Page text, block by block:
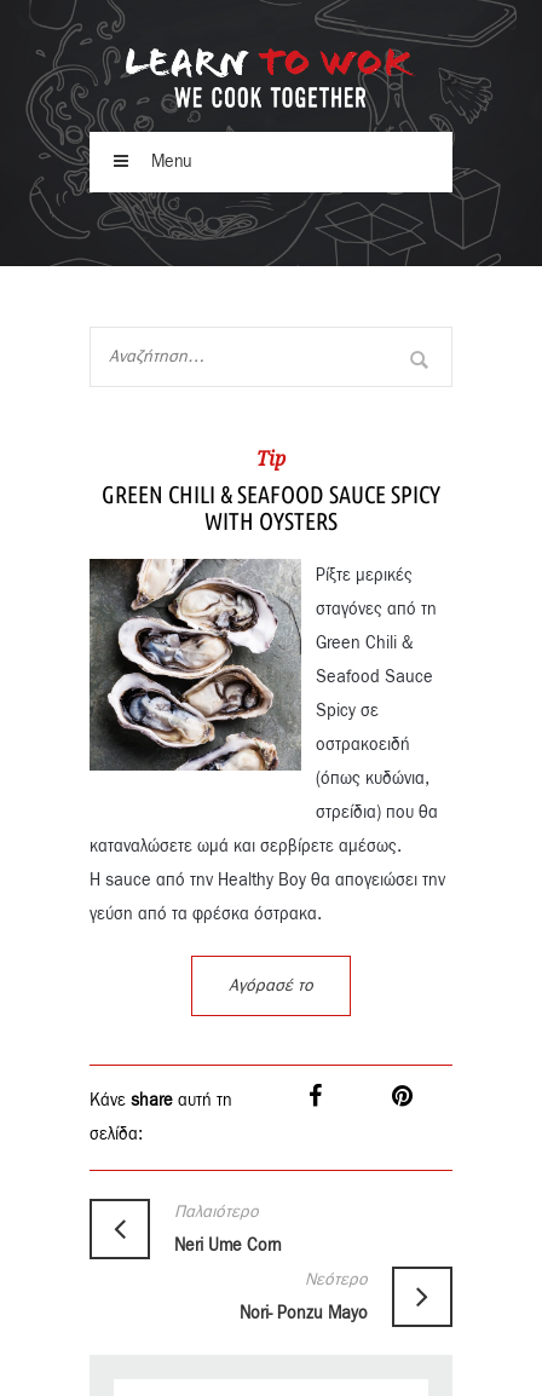
Menu
Tip
GREEN CHILI & SEAFOOD SAUCE SPICY
WITH OYSTERS
Ρίξτε μερικές
σταγόνες από τη
Green Chili &
Seafood Sauce
Spicy σε
οστρακοειδή
(όπως κυδώνια,
στρείδια) που θα
καταναλώσετε ωμά και σερβίρετε αμέσως.
H sauce από την Healthy Boy θα απογειώσει την
γεύση από τα φρέσκα όστρακα.
Αγόρασέ το
Κάνε share αυτή τη
σελίδα:
Παλαιότερο
Neri Ume Corn
Νεότερο
Nori- Ponzu Mayo